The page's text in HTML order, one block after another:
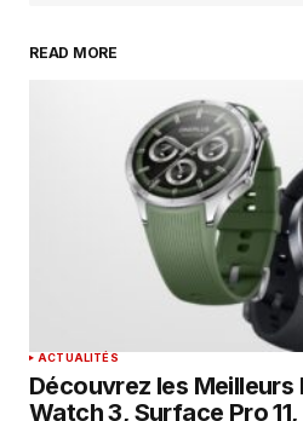
Your Name
Your E-mail*
Enregistrer mon nom,
site dans le navigateur
commentaire.
READ MORE
ACTUALITÉS
Découvrez les Meilleurs
Watch 3, Surface Pro 11,